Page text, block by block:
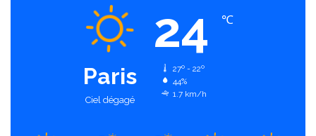
Paris
Ciel dégagé
24 ℃
27º - 22º
44%
1.7 km/h